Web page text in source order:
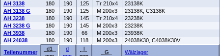
AH 3138
180 190 125 Tr 210x4
23138K
AH 3138 G
180 190 125 M 200x3
23138K, C3138K
AH 3238
180 190 145 Tr 210x4
23238K
AH 3238 G
180 190 145 M 200x3
23238K
AH 3938
180 190 66 M 200x3
23938K
AH 24038
180 190 118 M 200x3
24038K30, C4038K30V
Teilenummer
d1
d
l
G Wälzlager